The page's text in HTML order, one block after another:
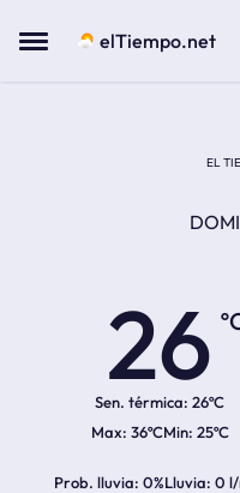
Menu elTiempo.net
EL
26
ºC
Sen. térmica: 26ºC
36ºC 25ºC
Prob. lluvia 0%Lluvia 0